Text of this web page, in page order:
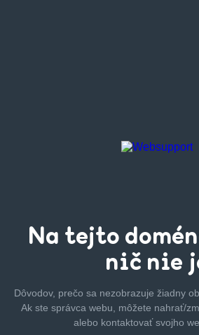
Na tejto
nič nie
Dôvodov, prečo sa nezobrazuje žiadny
Ak ste správca webu, môžete nahrať/
alebo kontaktovať svojho